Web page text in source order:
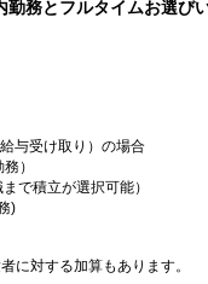
勤務とフルタイムお選び
与受け取り）の場合
）
で積立が選択可能）
)
に対する加算もあります。